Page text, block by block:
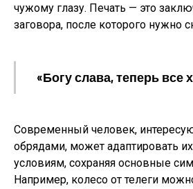
чужому глазу. Печать — это
заговора, после которого нужно
«Богу слава, теперь все
Современный человек,
обрядами, может адаптировать
условиям, сохраняя основные
Например, колесо от телеги